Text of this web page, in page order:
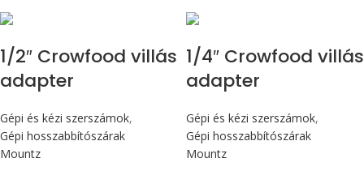
1/2″ Crowfood villás
adapter
Gépi és kézi szerszámok,
Gépi hosszabbítószárak
Mountz
1/4″ Crowfood villás
adapter
Gépi és kézi szerszámok,
Gépi hosszabbítószárak
Mountz